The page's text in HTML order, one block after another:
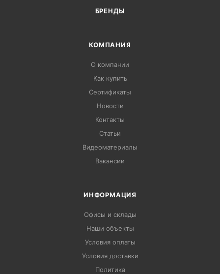
БРЕНДЫ
КОМПАНИЯ
О компании
Как купить
Сертификаты
Новости
Контакты
Статьи
Видеоматериалы
Вакансии
ИНФОРМАЦИЯ
Офисы и склады
Наши объекты
Условия оплаты
Условия доставки
Политика